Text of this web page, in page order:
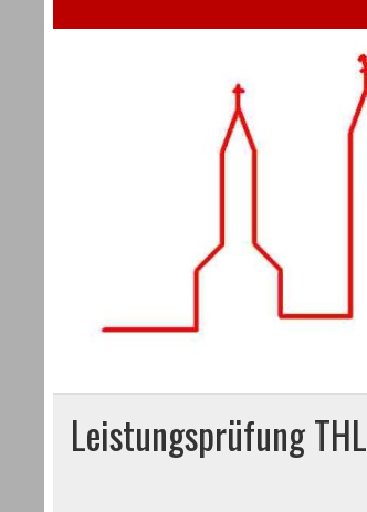
Leistungsprüfung THL